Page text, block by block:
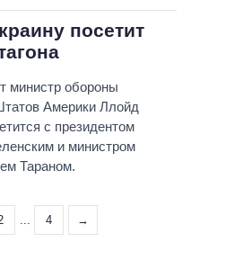
посетит
министр обороны
Америки Ллойд
с президентом
и министром
Тараном.
... 4 →